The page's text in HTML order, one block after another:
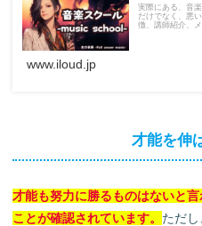
実際にある、音
だけでなく、悪
徴、講師紹介、
www.iloud.jp
才能を伸
才能も努力に勝るものはないと
ことが確認されています。 ただ